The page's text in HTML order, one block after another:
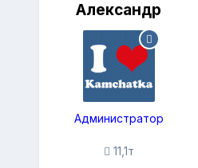
Александр
Администратор
11,1т